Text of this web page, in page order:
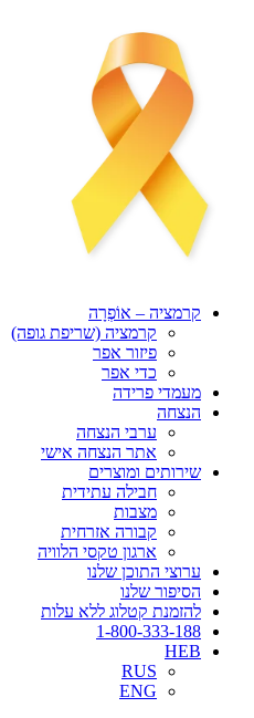
קרמציה – אוֹפְרָה
קרמציה (שריפת גופה)
פיזור אפר
כדי אפר
מעמדי פרידה
הנצחה
ערבי הנצחה
אתר הנצחה אישי
שירותים ומוצרים
חבילה עתידית
מצבות
קבורה אזרחית
ארגון טקסי הלוויה
ערוצי התוכן שלנו
הסיפור שלנו
להזמנת קטלוג ללא עלות
1-800-333-188
HEB
RUS
ENG